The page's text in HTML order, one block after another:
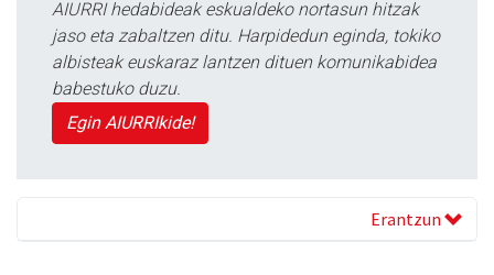
AIURRI hedabideak eskualdeko nortasun hitzak
jaso eta zabaltzen ditu. Harpidedun eginda, tokiko
albisteak euskaraz lantzen dituen komunikabidea
babestuko duzu.
Egin AIURRIkide!
Erantzun